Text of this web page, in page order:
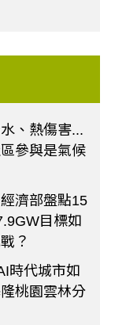
、熱傷害...
參與是氣候
濟部盤點15
目標如
？
時代城市如
桃園雲林分